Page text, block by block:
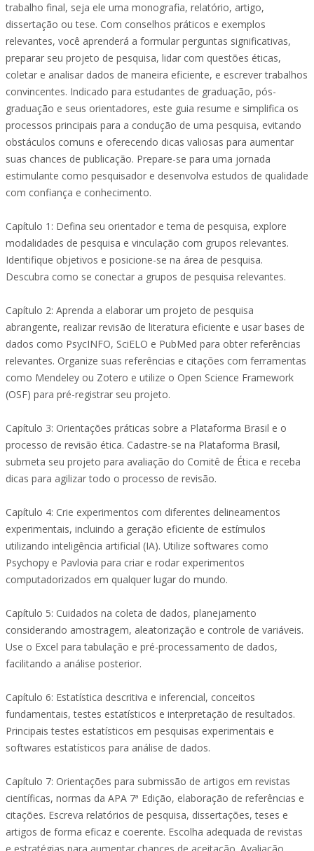
trabalho final, seja ele uma monografia, relatório, artigo,
dissertação ou tese. Com conselhos práticos e exemplos
relevantes, você aprenderá a formular perguntas significativas,
preparar seu projeto de pesquisa, lidar com questões éticas,
coletar e analisar dados de maneira eficiente, e escrever trabalhos
convincentes. Indicado para estudantes de graduação, pós-
graduação e seus orientadores, este guia resume e simplifica os
processos principais para a condução de uma pesquisa, evitando
obstáculos comuns e oferecendo dicas valiosas para aumentar
suas chances de publicação. Prepare-se para uma jornada
estimulante como pesquisador e desenvolva estudos de qualidade
com confiança e conhecimento.
Capítulo 1: Defina seu orientador e tema de pesquisa, explore
modalidades de pesquisa e vinculação com grupos relevantes.
Identifique objetivos e posicione-se na área de pesquisa.
Descubra como se conectar a grupos de pesquisa relevantes.
Capítulo 2: Aprenda a elaborar um projeto de pesquisa
abrangente, realizar revisão de literatura eficiente e usar bases de
dados como PsycINFO, SciELO e PubMed para obter referências
relevantes. Organize suas referências e citações com ferramentas
como Mendeley ou Zotero e utilize o Open Science Framework
(OSF) para pré-registrar seu projeto.
Capítulo 3: Orientações práticas sobre a Plataforma Brasil e o
processo de revisão ética. Cadastre-se na Plataforma Brasil,
submeta seu projeto para avaliação do Comitê de Ética e receba
dicas para agilizar todo o processo de revisão.
Capítulo 4: Crie experimentos com diferentes delineamentos
experimentais, incluindo a geração eficiente de estímulos
utilizando inteligência artificial (IA). Utilize softwares como
Psychopy e Pavlovia para criar e rodar experimentos
computadorizados em qualquer lugar do mundo.
Capítulo 5: Cuidados na coleta de dados, planejamento
considerando amostragem, aleatorização e controle de variáveis.
Use o Excel para tabulação e pré-processamento de dados,
facilitando a análise posterior.
Capítulo 6: Estatística descritiva e inferencial, conceitos
fundamentais, testes estatísticos e interpretação de resultados.
Principais testes estatísticos em pesquisas experimentais e
softwares estatísticos para análise de dados.
Capítulo 7: Orientações para submissão de artigos em revistas
científicas, normas da APA 7ª Edição, elaboração de referências e
citações. Escreva relatórios de pesquisa, dissertações, teses e
artigos de forma eficaz e coerente. Escolha adequada de revistas